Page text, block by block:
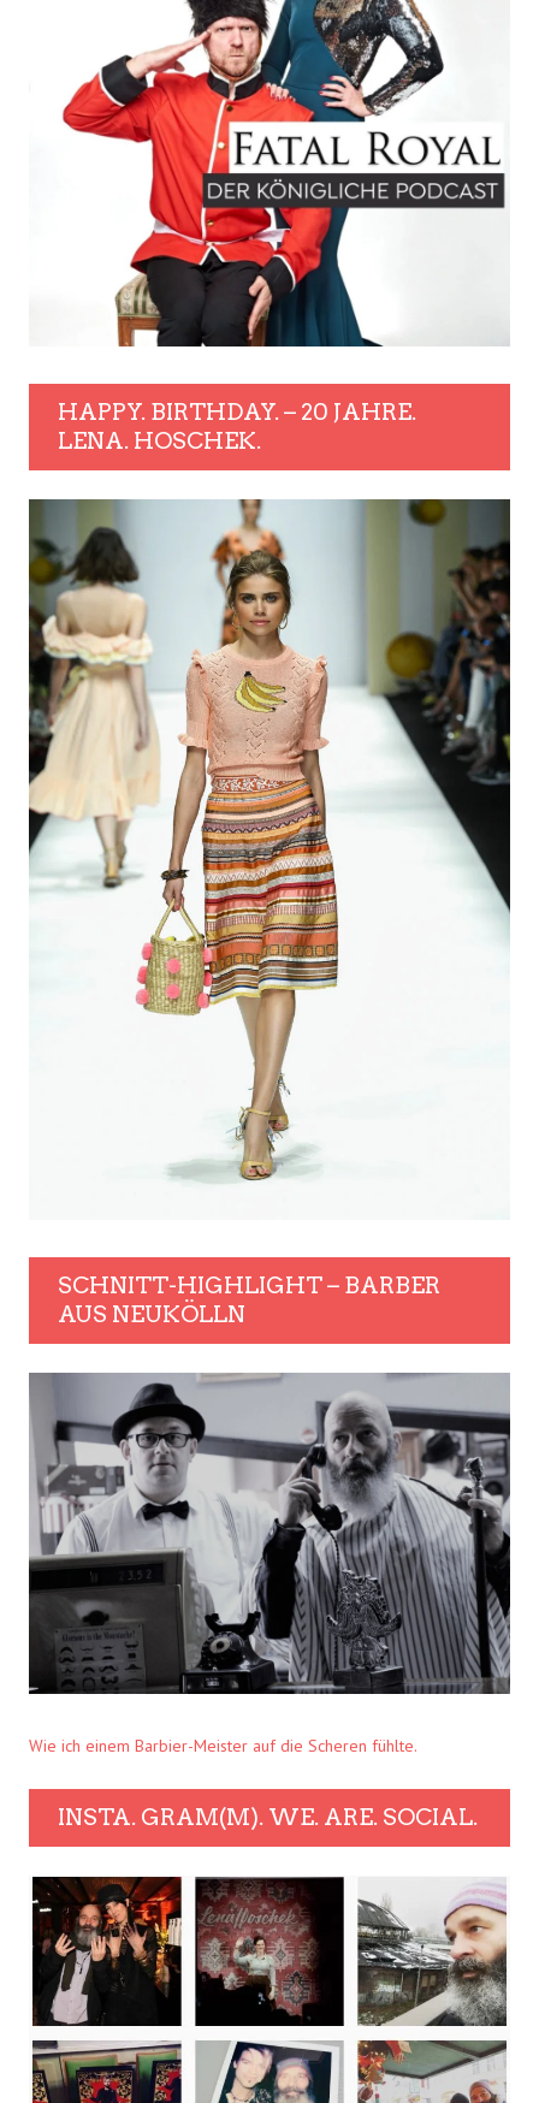
HAPPY. BIRTHDAY. – 20 JAHRE.
LENA. HOSCHEK.
SCHNITT-HIGHLIGHT – BARBER
AUS NEUKÖLLN
Wie ich einem Barbier-Meister auf die Scheren fühlte.
INSTA. GRAM(M). WE. ARE. SOCIAL.